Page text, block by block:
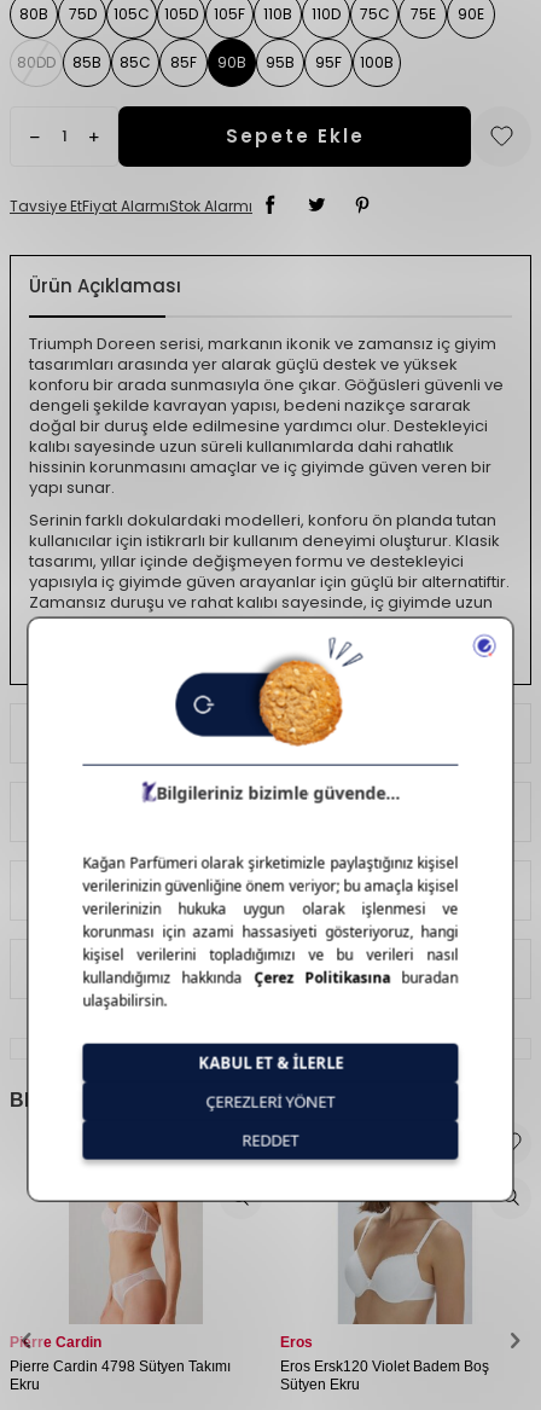
80B 75D 105C 105D 105F 110B 110D 75C 75E 90E
80DD 85B 85C 85F 90B 95B 95F 100B
Sepete Ekle
Tavsiye EtFiyat AlarmıStok Alarmı
Ürün Açıklaması
Triumph Doreen serisi, markanın ikonik ve zamansız iç giyim
tasarımları arasında yer alarak güçlü destek ve yüksek
konforu bir arada sunmasıyla öne çıkar. Göğüsleri güvenli ve
dengeli şekilde kavrayan yapısı, bedeni nazikçe sararak
doğal bir duruş elde edilmesine yardımcı olur. Destekleyici
kalıbı sayesinde uzun süreli kullanımlarda dahi rahatlık
hissinin korunmasını amaçlar ve iç giyimde güven veren bir
yapı sunar.
Serinin farklı dokulardaki modelleri, konforu ön planda tutan
kullanıcılar için istikrarlı bir kullanım deneyimi oluşturur. Klasik
tasarımı, yıllar içinde değişmeyen formu ve destekleyici
yapısıyla iç giyimde güven arayanlar için güçlü bir alternatiftir.
Zamansız duruşu ve rahat kalıbı sayesinde, iç giyimde uzun
soluklu konforu tercih edenler tarafından yıllardır tercih
Ödeme Seçenekleri
Tavsiye Et
İade Koşulları
BENZER
Pierre Cardin
Pierre Cardin 4798 Sütyen Takımı
Ekru
Eros
Eros Ersk120 Violet Badem Boş
Sütyen Ekru